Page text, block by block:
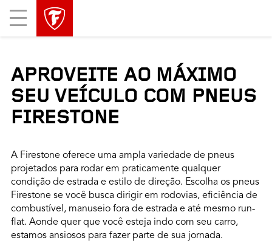
Mobile
Menu
APROVEITE AO MÁXIMO
SEU VEÍCULO COM PNEUS
FIRESTONE
A Firestone oferece uma ampla variedade de pneus
projetados para rodar em praticamente qualquer
condição de estrada e estilo de direção. Escolha os pneus
Firestone se você busca dirigir em rodovias, eficiência de
combustível, manuseio fora de estrada e até mesmo run-
flat. Aonde quer que você esteja indo com seu carro,
estamos ansiosos para fazer parte de sua jornada.